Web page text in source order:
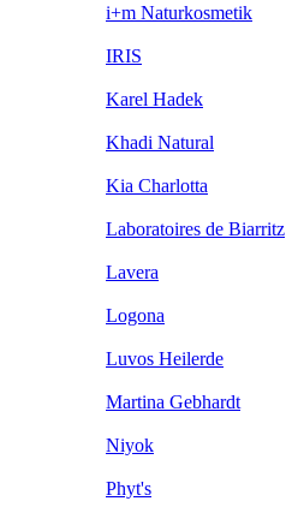
i+m Naturkosmetik
IRIS
Karel Hadek
Khadi Natural
Kia Charlotta
Laboratoires de Biarritz
Lavera
Logona
Luvos Heilerde
Martina Gebhardt
Niyok
Phyt's